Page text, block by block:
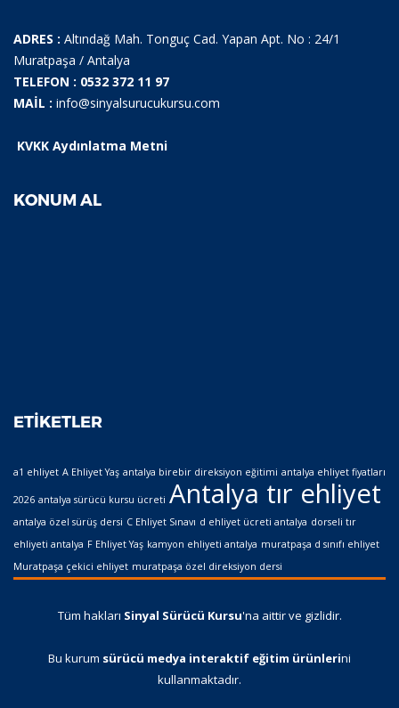
ADRES : Altındağ Mah. Tonguç Cad. Yapan Apt. No : 24/1
Muratpaşa / Antalya
TELEFON : 0532 372 11 97
MAİL : info@sinyalsurucukursu.com
KVKK Aydınlatma Metni
KONUM AL
ETIKETLER
a1 ehliyet A Ehliyet Yaş antalya birebir direksiyon eğitimi antalya ehliyet fiyatları
2026 antalya sürücü kursu ücreti Antalya tır ehliyet
antalya özel sürüş dersi C Ehliyet Sınavı d ehliyet ücreti antalya dorseli tır
ehliyeti antalya F Ehliyet Yaş kamyon ehliyeti antalya muratpaşa d sınıfı ehliyet
Muratpaşa çekici ehliyet muratpaşa özel direksiyon dersi
Tüm hakları Sinyal Sürücü Kursu'na aittir ve gizlidir.
Bu kurum sürücü medya interaktif eğitim ürünlerini
kullanmaktadır.